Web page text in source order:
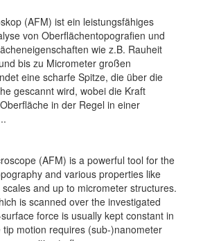
(AFM) ist ein leistungsfähiges
von Oberflächentopografien und
wie z.B. Rauheit
bis zu Micrometer großen
eine scharfe Spitze, die über die
gescannt wird, wobei die Kraft
in der Regel in einer
(AFM) is a powerful tool for the
and various properties like
and up to micrometer structures.
is scanned over the investigated
force is usually kept constant in
motion requires (sub-)nanometer